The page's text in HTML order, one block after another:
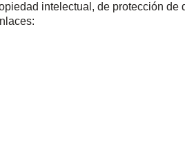
intelectual, de protección de